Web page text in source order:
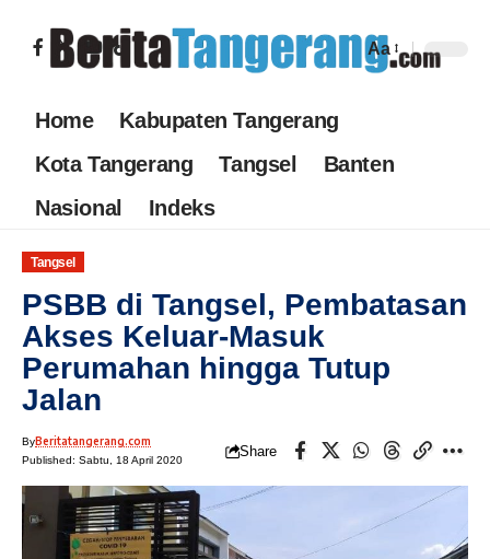
Aa
Home
Kabupaten Tangerang
Kota Tangerang
Tangsel
Banten
Nasional
Indeks
Tangsel
PSBB di Tangsel, Pembatasan
Akses Keluar-Masuk
Perumahan hingga Tutup
Jalan
ByBeritatangerang.com
Published: Sabtu, 18 April 2020
Share